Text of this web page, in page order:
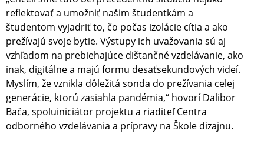
reflektovať a umožniť našim študentkám a
študentom vyjadriť to, čo počas izolácie cítia a ako
prežívajú svoje bytie. Výstupy ich uvažovania sú aj
vzhľadom na prebiehajúce dištančné vzdelávanie, ako
inak, digitálne a majú formu desaťsekundových videí.
Myslím, že vznikla dôležitá sonda do prežívania celej
generácie, ktorú zasiahla pandémia,“ hovorí Dalibor
Bača, spoluiniciátor projektu a riaditeľ Centra
odborného vzdelávania a prípravy na Škole dizajnu.